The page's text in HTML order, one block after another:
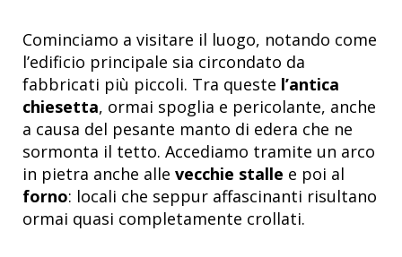
Cominciamo a visitare il luogo, notando come
l’edificio principale sia circondato da
fabbricati più piccoli. Tra queste l’antica
chiesetta, ormai spoglia e pericolante, anche
a causa del pesante manto di edera che ne
sormonta il tetto. Accediamo tramite un arco
in pietra anche alle vecchie stalle e poi al
forno: locali che seppur affascinanti risultano
ormai quasi completamente crollati.